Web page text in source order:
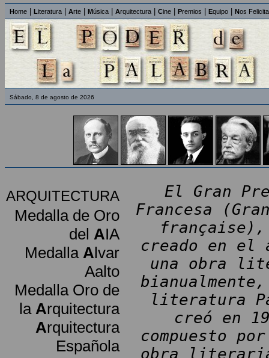
Home Literatura Arte Música Arquitectura Cine Premios Equipo Nos
Sábado, 8 de agosto de 2026
ARQUITECTURA
Medalla de Oro
del AIA
Medalla Alvar
Aalto
Medalla Oro de
la Arquitectura
Arquitectura
Española
El Gran
Francesa
creado en el
una obra
literatura
creó en
compuesto
obra